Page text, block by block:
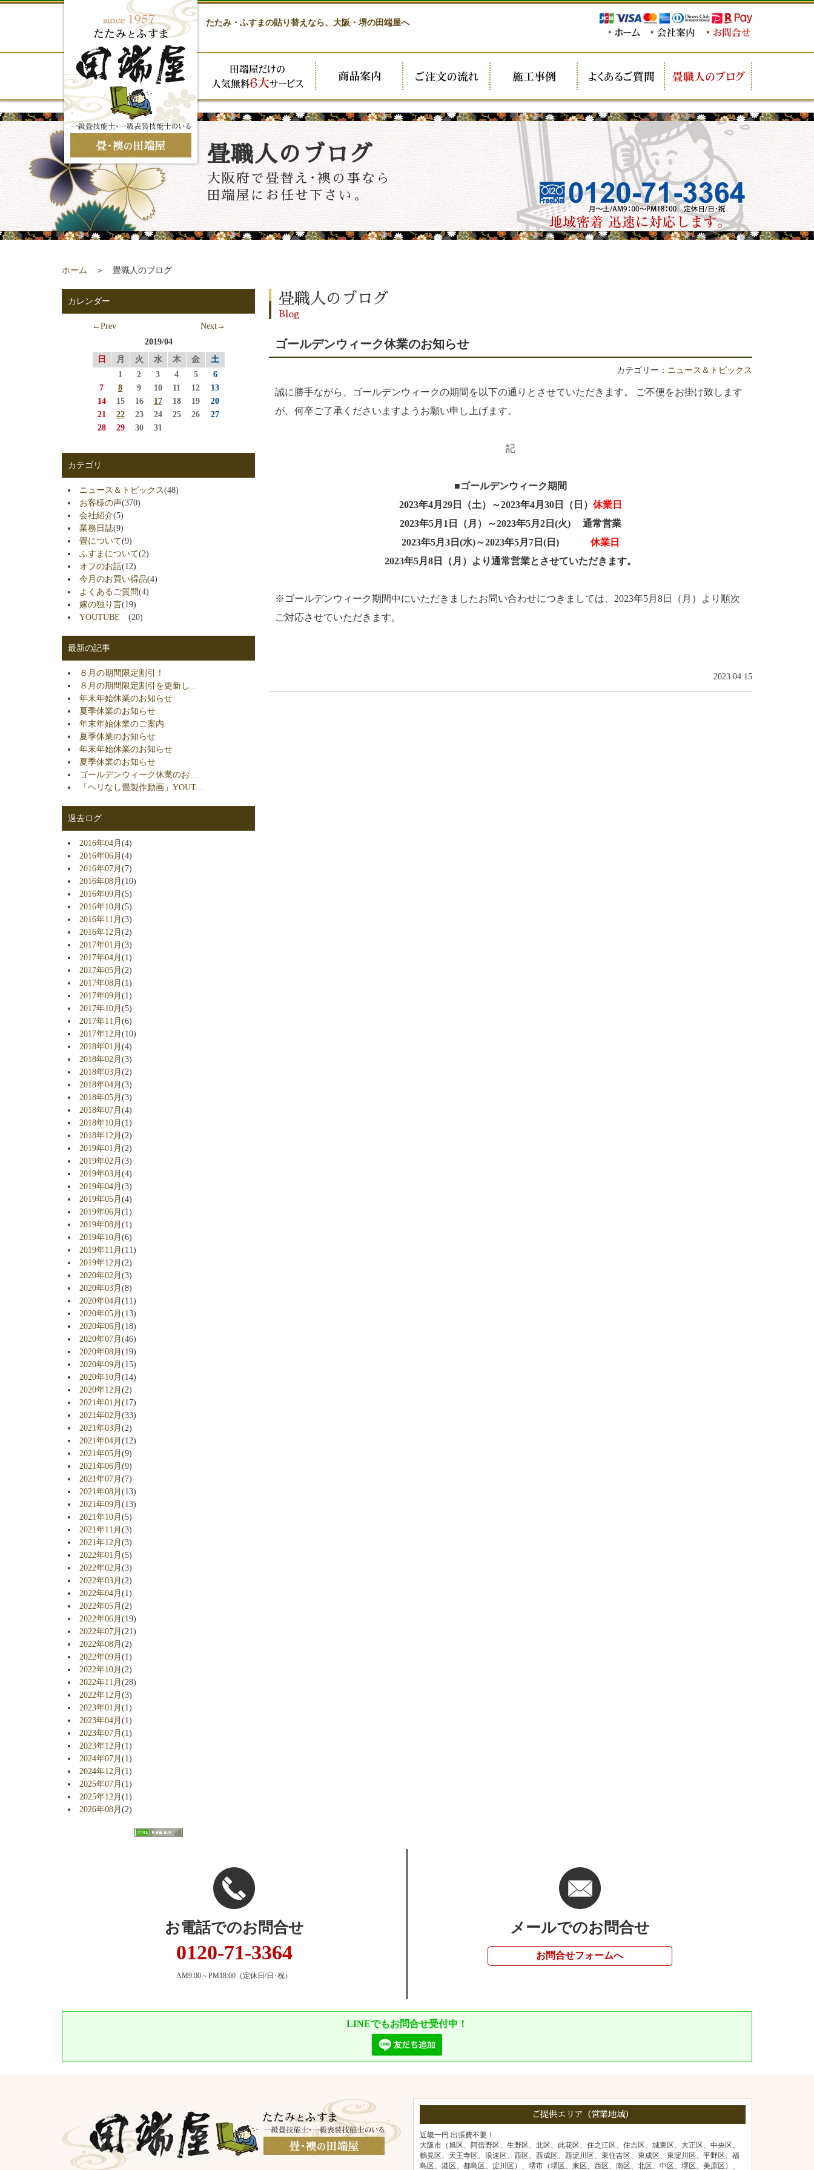
たたみ・ふすまの貼り替えなら、 大阪・堺の田端屋へ
畳職人のブログ
大阪府で畳替え･襖の事なら
田端屋にお任せ下さい。
ホーム ＞ 畳職人のブログ
畳職人のブログ
Blog
ゴールデンウィーク休業のお知らせ
カテゴリー： ニュース＆トピックス
誠に勝手ながら、ゴールデンウィークの期間を以下の通りとさせていただきます。 ご不便をお掛け致します
が、何卒ご了承くださいますようお願い申し上げます。
記
■ゴールデンウィーク期間
2023年4月29日（土）～2023年4月30日（日） 休業日
2023年5月1日（月）～2023年5月2日(火) 通常営業
2023年5月3日(水)～2023年5月7日(日) 休業日
2023年5月8日（月）より通常営業とさせていただきます。
※ゴールデンウィーク期間中にいただきましたお問い合わせにつきましては、2023年5月8日（月）より順次
ご対応させていただきます。
2023.04.15
カレンダー
←Prev
Next→
2019/04
日
月 火 水 木 金
土
1
2 3 4 5
6
7
8 9 10 11 12
13
14
15 16 17 18 19
20
21
22 23 24 25 26
27
28
29 30 31
カテゴリ
ニュース＆トピックス(48)
お客様の声(370)
会社紹介(5)
業務日誌(9)
畳について(9)
ふすまについて(2)
オフのお話(12)
今月のお買い得品(4)
よくあるご質問(4)
嫁の独り言(19)
YOUTUBE(20)
最新の記事
８月の期間限定割引！
８月の期間限定割引を更新し...
年末年始休業のお知らせ
夏季休業のお知らせ
年末年始休業のご案内
夏季休業のお知らせ
年末年始休業のお知らせ
夏季休業のお知らせ
ゴールデンウィーク休業のお...
「ヘリなし畳製作動画」YOUT...
過去ログ
2016年04月(4)
2016年06月(4)
2016年07月(7)
2016年08月(10)
2016年09月(5)
2016年10月(5)
2016年11月(3)
2016年12月(2)
2017年01月(3)
2017年04月(1)
2017年05月(2)
2017年08月(1)
2017年09月(1)
2017年10月(5)
2017年11月(6)
2017年12月(10)
2018年01月(4)
2018年02月(3)
2018年03月(2)
2018年04月(3)
2018年05月(3)
2018年07月(4)
2018年10月(1)
2018年12月(2)
2019年01月(2)
2019年02月(3)
2019年03月(4)
2019年04月(3)
2019年05月(4)
2019年06月(1)
2019年08月(1)
2019年10月(6)
2019年11月(11)
2019年12月(2)
2020年02月(3)
2020年03月(8)
2020年04月(11)
2020年05月(13)
2020年06月(18)
2020年07月(46)
2020年08月(19)
2020年09月(15)
2020年10月(14)
2020年12月(2)
2021年01月(17)
2021年02月(33)
2021年03月(2)
2021年04月(12)
2021年05月(9)
2021年06月(9)
2021年07月(7)
2021年08月(13)
2021年09月(13)
2021年10月(5)
2021年11月(3)
2021年12月(3)
2022年01月(5)
2022年02月(3)
2022年03月(2)
2022年04月(1)
2022年05月(2)
2022年06月(19)
2022年07月(21)
2022年08月(2)
2022年09月(1)
2022年10月(2)
2022年11月(28)
2022年12月(3)
2023年01月(1)
2023年04月(1)
2023年07月(1)
2023年12月(1)
2024年07月(1)
2024年12月(1)
2025年07月(1)
2025年12月(1)
2026年08月(2)
お電話でのお問合せ
0120-71-3364
AM9:00～PM18:00 （定休日/日･祝）
メールでのお問合せ
お問合せフォームへ
LINEでもお問合せ受付中！
ご提供エリア（営業地域）
近畿一円 出張費不要！
大阪市（旭区、阿倍野区、生野区、北区、此花区、住之江区、住吉区、城東区、大正区、中央区、
鶴見区、天王寺区、浪速区、西区、西成区、西淀川区、東住吉区、東成区、東淀川区、平野区、福
島区、港区、都島区、淀川区）、堺市（堺区、東区、西区、南区、北区、中区、堺区、美原区）、